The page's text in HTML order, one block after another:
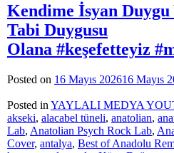
Kendime İsyan
Tabi Duygusu
Olana #keşefetteyiz
Posted on 16 Mayıs 202616 Mayıs
Posted in YAYLALI MEDYA
akseki, alacabel tüneli, anatolian,
Lab, Anatolian Psych Rock Lab,
Cover, antalya, Best of Anadolu